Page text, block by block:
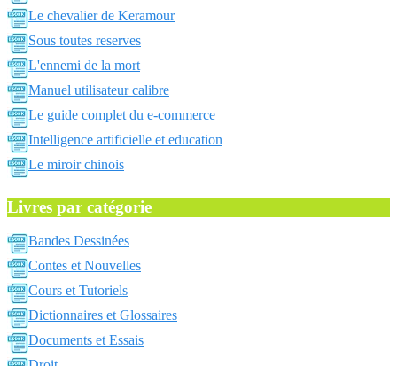
Le chevalier de Keramour
Sous toutes reserves
L'ennemi de la mort
Manuel utilisateur calibre
Le guide complet du e-commerce
Intelligence artificielle et education
Le miroir chinois
Livres par catégorie
Bandes Dessinées
Contes et Nouvelles
Cours et Tutoriels
Dictionnaires et Glossaires
Documents et Essais